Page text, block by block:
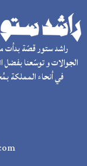
الجوالات و توسّعنا بفضل
في أنحاء المملكة